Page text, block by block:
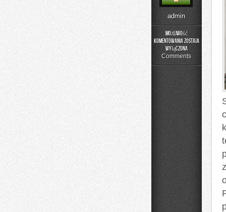
admin
Możliwość
komentowania
Uroda
została
wyłączona
Comments